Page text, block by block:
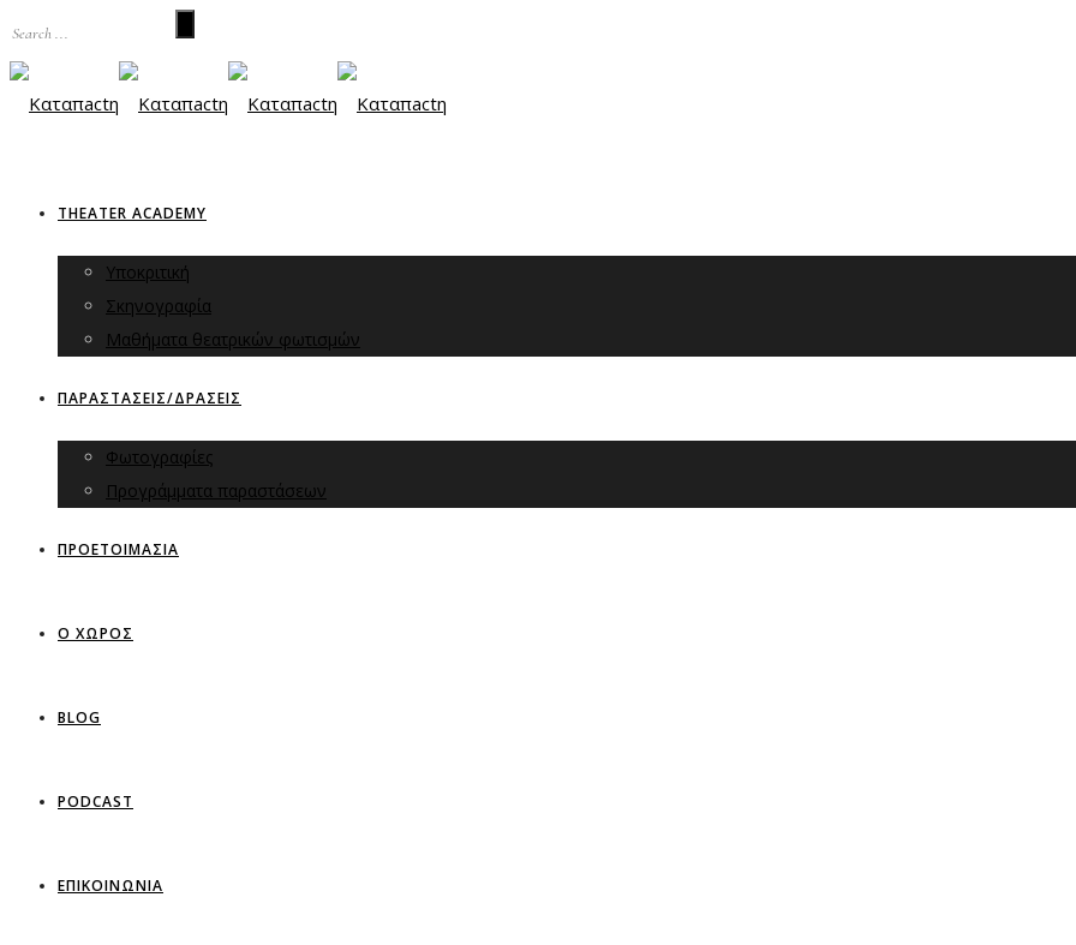
THEATER ACADEMY
Υποκριτική
Σκηνογραφία
Μαθήματα θεατρικών φωτισμών
ΠΑΡΑΣΤΑΣΕΙΣ/ΔΡΑΣΕΙΣ
Φωτογραφίες
Προγράμματα παραστάσεων
ΠΡΟΕΤΟΙΜΑΣΙΑ
Ο ΧΩΡΟΣ
BLOG
PODCAST
ΕΠΙΚΟΙΝΩΝΙΑ